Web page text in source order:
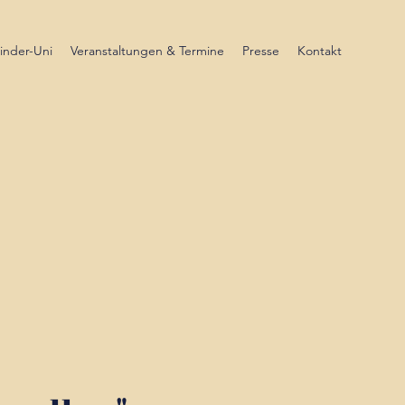
Uni Veranstaltungen & Termine Presse Kontakt